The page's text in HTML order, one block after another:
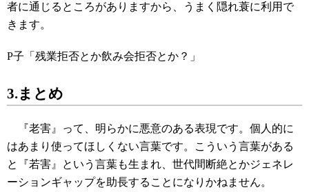
者に通じるところがありますから、うまく隠れ蓑に利用で
きます。
P子「残業拒否とか飲み会拒否とか？」
3.まとめ
『老害』って、明らかに悪意のある表現です。個人的に
はあまり使ってほしくない言葉です。こういう言葉がある
と『若害』という言葉も生まれ、世代間断絶とかジェネレ
ーションギャップを助長することになりかねません。